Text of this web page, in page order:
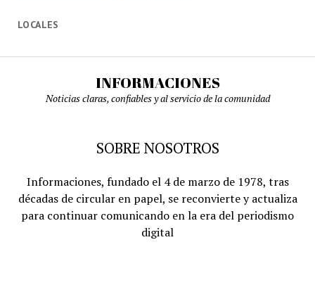
LOCALES
INFORMACIONES
Noticias claras, confiables y al servicio de la comunidad
SOBRE NOSOTROS
Informaciones, fundado el 4 de marzo de 1978, tras
décadas de circular en papel, se reconvierte y actualiza
para continuar comunicando en la era del periodismo
digital